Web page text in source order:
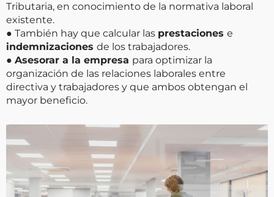
Tributaria, en conocimiento de la normativa laboral
existente.
● También hay que calcular las prestaciones e
indemnizaciones de los trabajadores.
● Asesorar a la empresa para optimizar la
organización de las relaciones laborales entre
directiva y trabajadores y que ambos obtengan el
mayor beneficio.